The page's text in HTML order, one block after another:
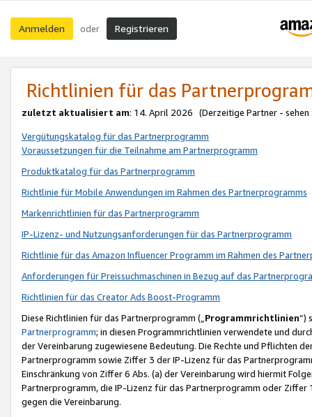
Anmelden oder Registrieren
Richtlinien für das
zuletzt aktualisiert am: 14. April 2026 (Derzeitige Partner - sehen
Vergütungskatalog für das Partnerprogramm
Voraussetzungen für die Teilnahme am Partnerprogramm
Produktkatalog für das Partnerprogramm
Richtlinie für Mobile Anwendungen im Rahmen des Partnerprogramms
Markenrichtlinien für das Partnerprogramm
IP-Lizenz- und Nutzungsanforderungen für das Partnerprogramm
Richtlinie für das Amazon Influencer Programm im Rahmen des
Anforderungen für Preissuchmaschinen in Bezug auf das
Richtlinien für das Creator Ads Boost-Programm
Diese Richtlinien für das Partnerprogramm („Programmrichtlinien“)
Partnerprogramm; in diesen Programmrichtlinien verwendete und
der Vereinbarung zugewiesene Bedeutung. Die Rechte und Pflichten
Partnerprogramm sowie Ziffer 3 der IP-Lizenz für das
Einschränkung von Ziffer 6 Abs. (a) der Vereinbarung wird hiermit
Partnerprogramm, die IP-Lizenz für das Partnerprogramm oder
gegen die Vereinbarung.